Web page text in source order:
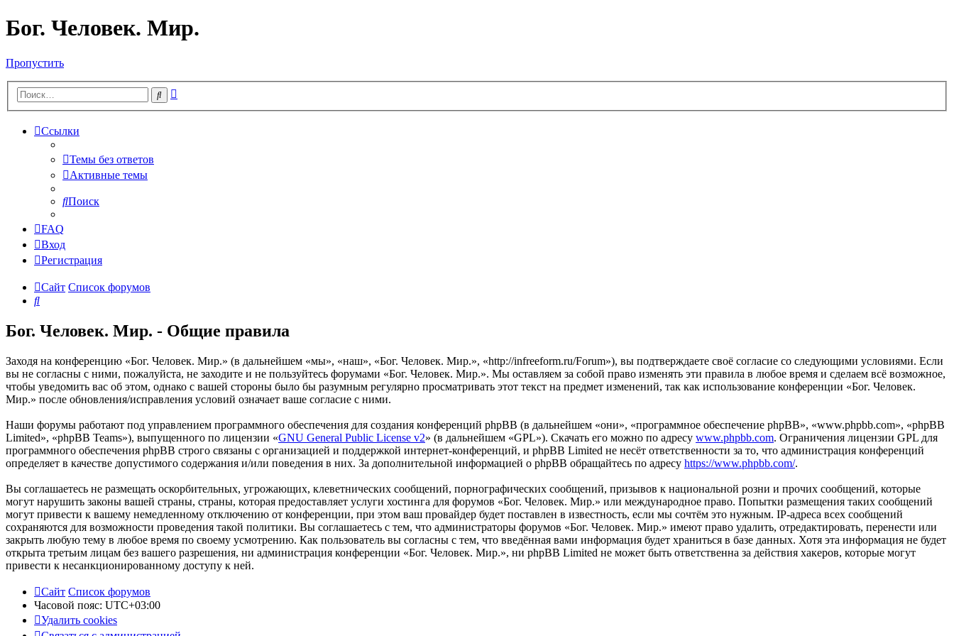
Бог. Человек. Мир.
Пропустить
Поиск
Ссылки
Темы без ответов
Активные темы
Поиск
FAQ
Вход
Регистрация
Сайт Список форумов
Поиск
Бог. Человек. Мир. - Общие правила
Заходя на конференцию «Бог. Человек. Мир.» (в дальнейшем «мы», «наш», «Бог. Человек. Мир.», «http://infreeform.ru/Forum»), вы подтверждаете своё согласие со следующими условиями. Если
вы не согласны с ними, пожалуйста, не заходите и не пользуйтесь форумами «Бог. Человек. Мир.». Мы оставляем за собой право изменять эти правила в любое время и сделаем всё возможное,
чтобы уведомить вас об этом, однако с вашей стороны было бы разумным регулярно просматривать этот текст на предмет изменений, так как использование конференции «Бог. Человек.
Мир.» после обновления/исправления условий означает ваше согласие с ними.
Наши форумы работают под управлением программного обеспечения для создания конференций phpBB (в дальнейшем «они», «программное обеспечение phpBB», «www.phpbb.com», «phpBB
Limited», «phpBB Teams»), выпущенного по лицензии «GNU General Public License v2» (в дальнейшем «GPL»). Скачать его можно по адресу www.phpbb.com. Ограничения лицензии GPL для
программного обеспечения phpBB строго связаны с организацией и поддержкой интернет-конференций, и phpBB Limited не несёт ответственности за то, что администрация конференций
определяет в качестве допустимого содержания и/или поведения в них. За дополнительной информацией о phpBB обращайтесь по адресу https://www.phpbb.com/.
Вы соглашаетесь не размещать оскорбительных, угрожающих, клеветнических сообщений, порнографических сообщений, призывов к национальной розни и прочих сообщений, которые
могут нарушить законы вашей страны, страны, которая предоставляет услуги хостинга для форумов «Бог. Человек. Мир.» или международное право. Попытки размещения таких сообщений
могут привести к вашему немедленному отключению от конференции, при этом ваш провайдер будет поставлен в известность, если мы сочтём это нужным. IP-адреса всех сообщений
сохраняются для возможности проведения такой политики. Вы соглашаетесь с тем, что администраторы форумов «Бог. Человек. Мир.» имеют право удалить, отредактировать, перенести или
закрыть любую тему в любое время по своему усмотрению. Как пользователь вы согласны с тем, что введённая вами информация будет храниться в базе данных. Хотя эта информация не будет
открыта третьим лицам без вашего разрешения, ни администрация конференции «Бог. Человек. Мир.», ни phpBB Limited не может быть ответственна за действия хакеров, которые могут
привести к несанкционированному доступу к ней.
Сайт Список форумов
Часовой пояс: UTC+03:00
Удалить cookies